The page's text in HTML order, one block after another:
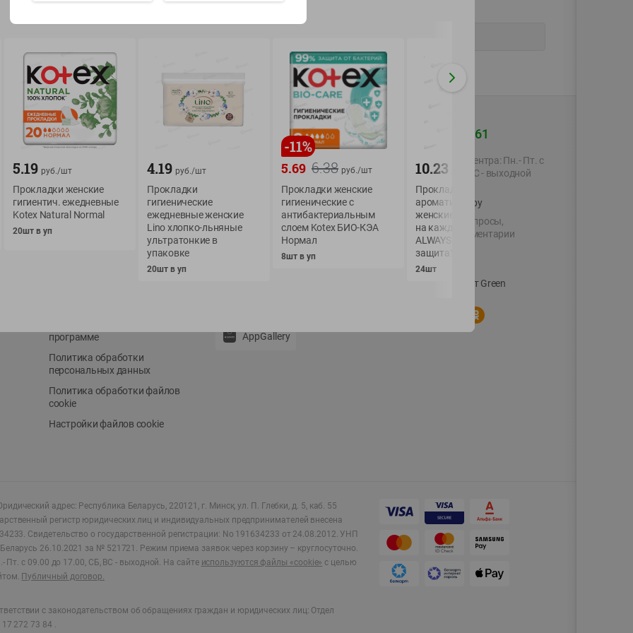
О сервисе
Возврат товара
Оформление заказа
программе
Политика обработки
персональных данных
Политика обработки файлов
cookie
Настройки файлов cookie
История покупок
Обратная связь
Приложение Green c
доставкой и бонусной картой
AppGallery
+375 44 560-60-61
Время работы Call-центра: Пн.- Пт. с
09.00 до 17.00, СБ, ВС - выходной
shop@green-market.by
Пишите нам свои вопросы,
предложения и комментарии
Вакансии
Корпоративный сайт Green
адрес: Республика Беларусь, 220121, г. Минск, ул. П. Глебки, д. 5, каб. 55
регистр юридических лиц и индивидуальных предпринимателей внесена
Свидетельство о государственной регистрации: No 191634233 от 24.08.2012. УНП
26.10.2021 за № 521721. Режим приема заявок через корзину – круглосуточно.
Пт. с 09.00 до 17.00, СБ, ВС - выходной. На сайте используются файлы «cookie» с целью
Публичный договор.
с законодательством об обращениях граждан и юридических лиц: Отдел
272 73 84 .
5.19 руб./шт
Прокладки женские
гигиентич. ежедневные
Kotex Natural Normal
20шт в уп
4.19 руб./шт
Прокладки
гигиенические
ежедневные женские
Lino хлопко-льняные
ультратонкие в
упаковке
20шт в уп
-11%
6.38
5.69 руб./шт
Прокладки женские
гигиенические с
антибактериальным
слоем Kotex БИО-КЭА
Нормал
8шт в уп
10.23 шт
Прокладки
ароматизированные
женские гигиенические
на каждый день
ALWAYS Незаметная
защитаУдлин Duo 24шт
24шт